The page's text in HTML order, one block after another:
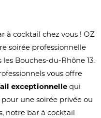
à cocktail chez vous ! OZ
soirée professionnelle
Bouches-du-Rhône 13.
vous offre
exceptionnelle qui
une soirée privée ou
notre bar à cocktail